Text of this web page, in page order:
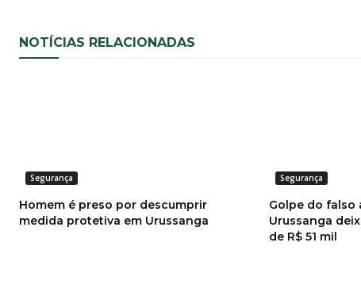
NOTÍCIAS RELACIONADAS
Segurança
Homem é preso por descumprir
medida protetiva em Urussanga
Segurança
Golpe do falso
Urussanga
de R$ 51 mil